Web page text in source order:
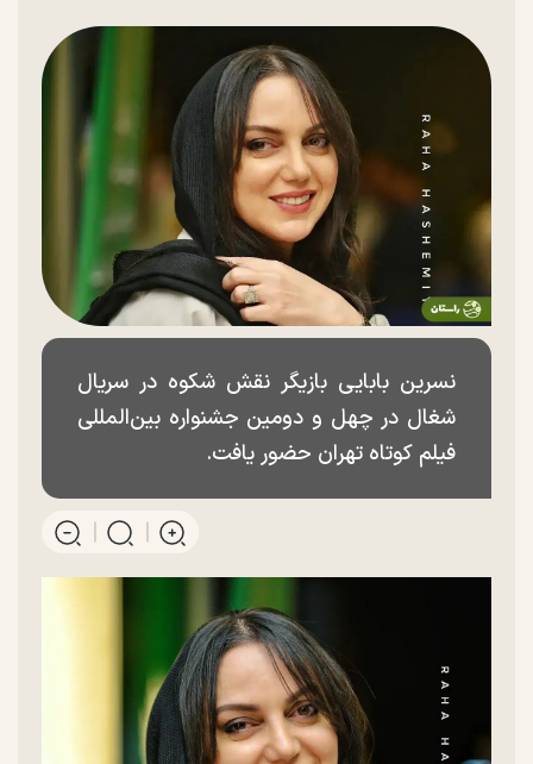
نسرین بابایی بازیگر نقش شکوه در سریال
شغال در چهل و دومین جشنواره بین‌المللی
فیلم کوتاه تهران حضور یافت.